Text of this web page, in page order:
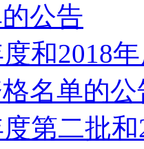
公告
和2018
名单的公
第二批